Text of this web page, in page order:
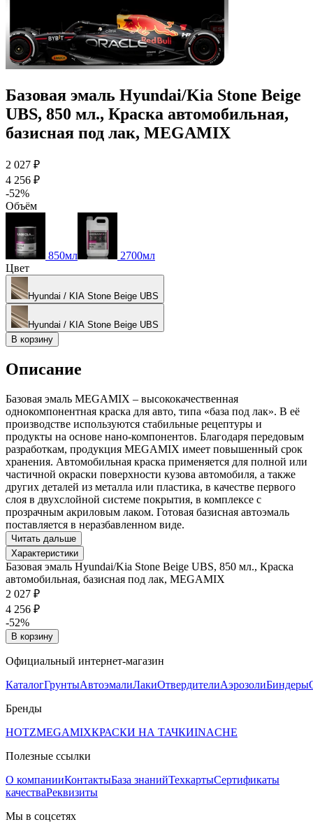
Базовая эмаль Hyundai/Kia Stone Beige
UBS, 850 мл., Краска автомобильная,
базисная под лак, MEGAMIX
2 027 ₽
4 256 ₽
-52%
Объём
850мл
2700мл
Цвет
Hyundai / KIA Stone Beige UBS
Hyundai / KIA Stone Beige UBS
В корзину
Описание
Базовая эмаль MEGAMIX – высококачественная
однокомпонентная краска для авто, типа «база под лак». В её
производстве используются стабильные рецептуры и
продукты на основе нано-компонентов. Благодаря передовым
разработкам, продукция MEGAMIX имеет повышенный срок
хранения. Автомобильная краска применяется для полной или
частичной окраски поверхности кузова автомобиля, а также
других деталей из металла или пластика, в качестве первого
слоя в двухслойной системе покрытия, в комплексе с
прозрачным акриловым лаком. Готовая базисная автоэмаль
поставляется в неразбавленном виде.
Читать дальше
Характеристики
Базовая эмаль Hyundai/Kia Stone Beige UBS, 850 мл., Краска
автомобильная, базисная под лак, MEGAMIX
2 027 ₽
4 256 ₽
-52%
В корзину
Официальный интернет-магазин
КаталогГрунтыАвтоэмалиЛакиОтвердителиАэрозолиБиндеры
Бренды
HOTZMEGAMIXКРАСКИ НА ТАЧКИINACHE
Полезные ссылки
О компанииКонтактыБаза знанийТехкартыСертификаты
качестваРеквизиты
Мы в соцсетях